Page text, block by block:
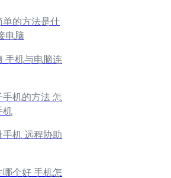
单的方法是什
电脑
手机与电脑连
机的方法 怎
机
机 远程协助
个好 手机怎